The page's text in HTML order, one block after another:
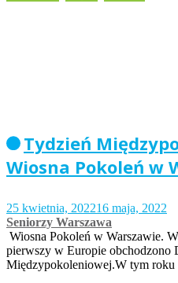
Tydzień
Wiosna Pokoleń w
25 kwietnia, 202216 maja, 2022
Seniorzy Warszawa
Wiosna Pokoleń w Warszawie.
pierwszy w Europie obchodzono
Międzypokoleniowej.W tym